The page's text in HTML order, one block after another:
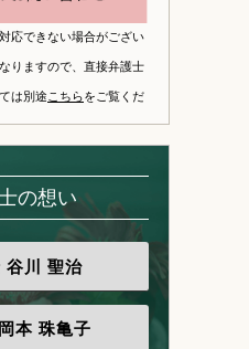
応できない場合がござい
りますので、 直接弁護士
は別途こちらをご覧くだ
の想い
谷川 聖治
岡本 珠亀子